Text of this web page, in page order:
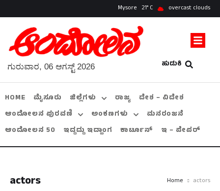
Mysore 21 overcast clouds
ಹುಡುಕಿ
ಗುರುವಾರ, 06 ಆಗಸ್ಟ್ 2026
HOME ಮೈಸೂರು ಜಿಲ್ಲೆಗಳು ರಾಜ್ಯ
ದೇಶ – ವಿದೇಶ
ಆಂದೋಲನ ಪುರವಣಿ
ಅಂಕಣಗಳು
ಮನರಂಜನೆ
ಆಂದೋಲನ 50
ಇದ್ದದ್ದು ಇದ್ಹಾಂಗ ಕಾರ್ಟೂನ್ ಇ – ಪೇಪರ್
actors Home actors